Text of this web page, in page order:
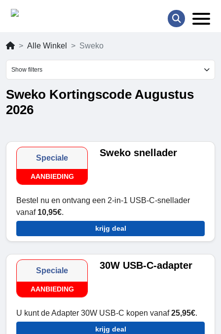
Alle Winkel Sweko
Show filters
Sweko Kortingscode Augustus
2026
Speciale
AANBIEDING
Sweko snellader
Bestel nu en ontvang een 2-in-1 USB-C-snellader
vanaf 10,95€.
krijg deal
Speciale
AANBIEDING
30W USB-C-adapter
U kunt de Adapter 30W USB-C kopen vanaf25,95€.
krijg deal